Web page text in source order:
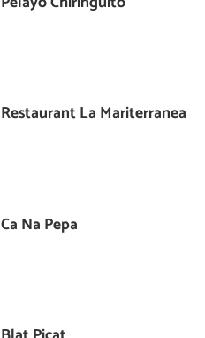
Restaurant La Mariterranea
Ca Na Pepa